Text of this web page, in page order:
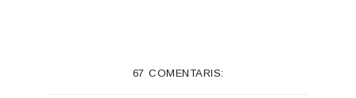
67 COMENTARIS: